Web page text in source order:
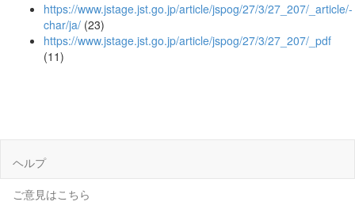
https://www.jstage.jst.go.jp/article/jspog/27/3/27_207/_article/-
char/ja/ (23)
https://www.jstage.jst.go.jp/article/jspog/27/3/27_207/_pdf
(11)
ヘルプ
ご意見はこちら